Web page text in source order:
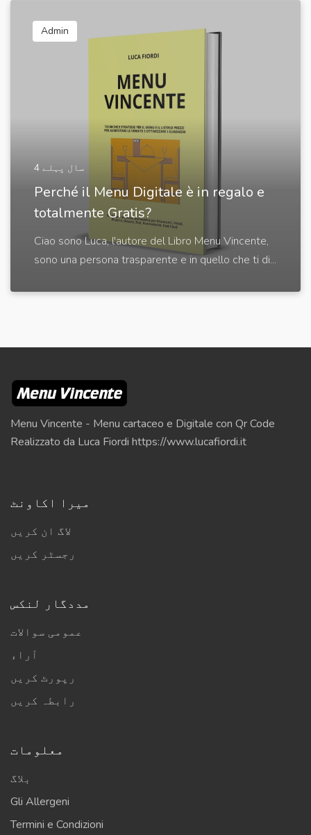
Admin
4 سال پہلے
Perché il Menu Digitale è in regalo e
totalmente Gratis?
Ciao sono Luca, l'autore del Libro Menu Vincente,
sono una persona trasparente e in quello che ti di...
Menu Vincente - Menu cartaceo e Digitale con Qr Code
Realizzato da Luca Fiordi https://www.lucafiordi.it
میرا اکاونٹ
لاگ ان کریں
رجسٹر کریں
مددگار لنکس
عمومی سوالات
آراء
رپورٹ کریں
رابطہ کریں
معلومات
بلاگ
Gli Allergeni
Termini e Condizioni